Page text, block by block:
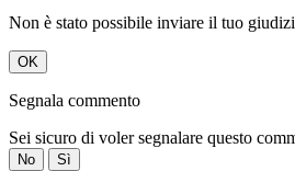
Non è stato possibile inviare il tuo
OK
Segnala commento
Sei sicuro di voler segnalare questo
No Sì